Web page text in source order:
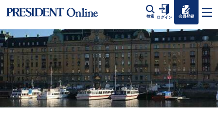
検索 ログイン 会員登録